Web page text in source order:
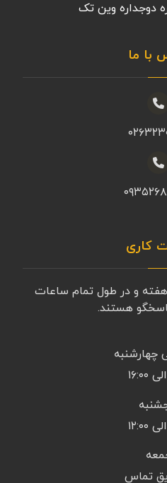
دوجداره وین تک
با ما
کاری
و در طول تمام ساعات
هستند.
چهارشنبه
تماس